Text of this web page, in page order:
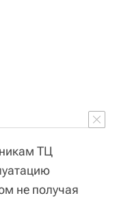
ТЦ
не получая